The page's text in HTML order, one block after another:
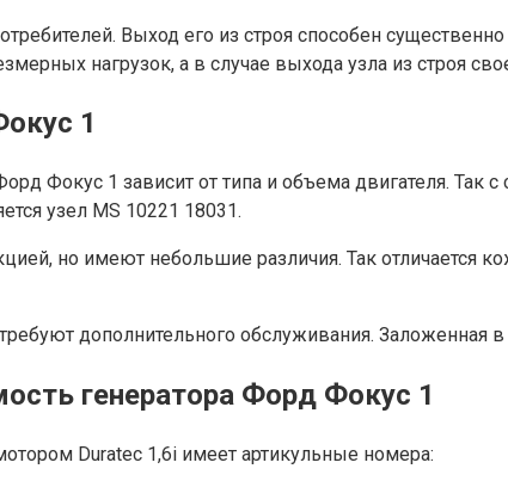
Выход его из строя способен
нагрузок, а в случае выхода узла из строя
1
Фокус 1 зависит от типа и объема двигателя. Так
узел MS 10221 18031.
но имеют небольшие различия. Так отличается
дополнительного обслуживания. Заложенная в
генератора Форд Фокус 1
Duratec 1,6i имеет артикульные номера: